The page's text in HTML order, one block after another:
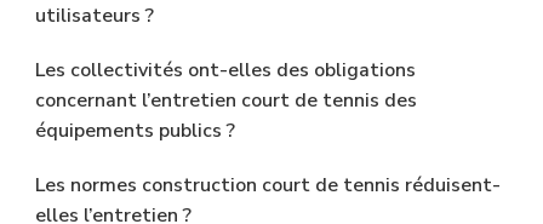
utilisateurs ?
Les collectivités ont-elles des obligations
concernant l’entretien court de tennis des
équipements publics ?
Les normes construction court de tennis réduisent-
elles l’entretien ?